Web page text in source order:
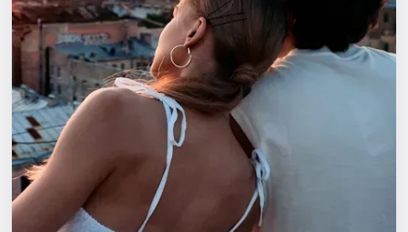
События
Города
Площадки
Артисты
Рейтинги